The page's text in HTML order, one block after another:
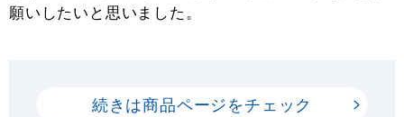
願いしたいと思いました。
続きは商品ページをチェック